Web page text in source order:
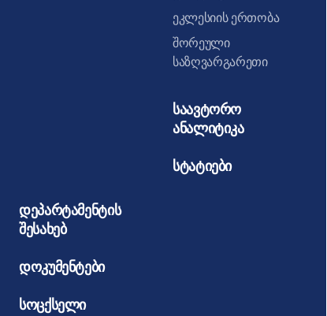
ეკლესიის ერთობა
შორეული
საზღვარგარეთი
საავტორო
ანალიტიკა
სტატიები
დეპარტამენტის
შესახებ
დოკუმენტები
სოცქსელი